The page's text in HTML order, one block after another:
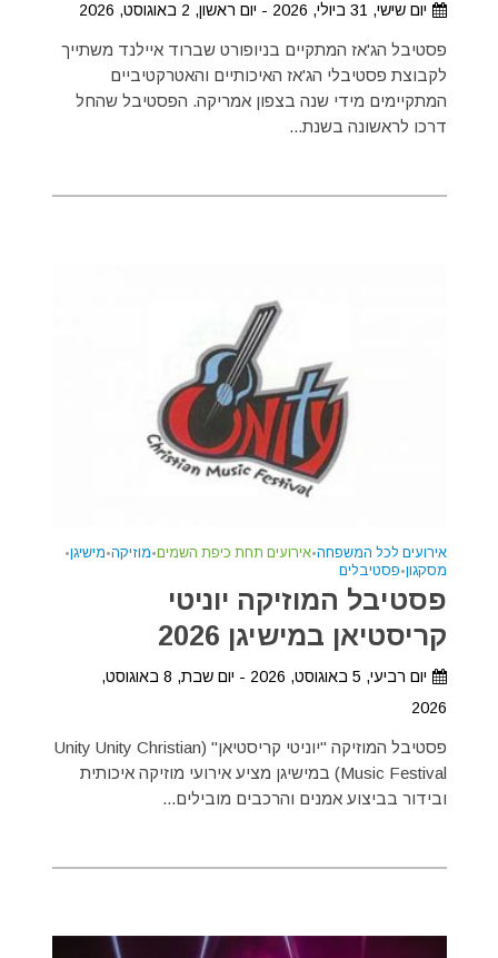
יום שישי, 31 ביולי, 2026 - יום ראשון, 2 באוגוסט, 2026
פסטיבל הג'אז המתקיים בניופורט שברוד איילנד משתייך
לקבוצת פסטיבלי הג'אז האיכותיים והאטרקטיביים
המתקיימים מידי שנה בצפון אמריקה. הפסטיבל שהחל
דרכו לראשונה בשנת...
אירועים לכל המשפחה•אירועים תחת כיפת השמים•מוזיקה•מישיגן•
מסקגון•פסטיבלים
פסטיבל המוזיקה יוניטי
קריסטיאן במישיגן 2026
יום רביעי, 5 באוגוסט, 2026 - יום שבת, 8 באוגוסט,
2026
פסטיבל המוזיקה "יוניטי קריסטיאן" (Unity Unity Christian
Music Festival) במישיגן מציע אירועי מוזיקה איכותית
ובידור בביצוע אמנים והרכבים מובילים...